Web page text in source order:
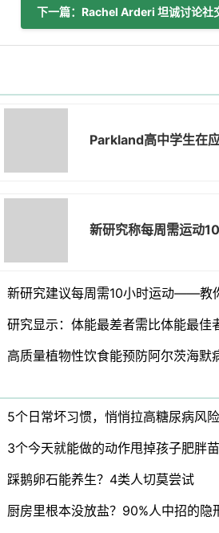
力下降存在关联Parkland高中学生在
重要 新研究称每周需运动
新研究建议每周需10小时运动——教
研究显示：体能最差者需比体能最佳
高质量植物性饮食能预防阿尔茨海默
5个日常坏习惯，悄悄拉高糖尿病风险
3个今天就能做的动作甩掉孩子肥胖
踩鹅卵石能养生？4类人切莫尝试
厨房里根本没放盐？90%人中招的隐